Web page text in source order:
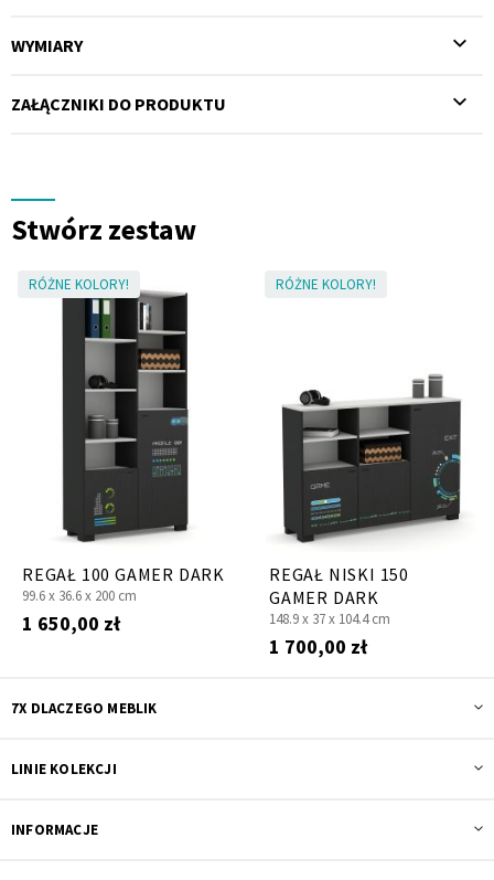
WYMIARY
ZAŁĄCZNIKI DO PRODUKTU
Stwórz zestaw
RÓŻNE KOLORY!
REGAŁ 100 GAMER DARK
99.6 x 36.6 x 200 cm
1 650,00 zł
RÓŻNE KOLORY!
REGAŁ NISKI 150
GAMER DARK
148.9 x 37 x 104.4 cm
1 700,00 zł
7X DLACZEGO MEBLIK
LINIE KOLEKCJI
INFORMACJE